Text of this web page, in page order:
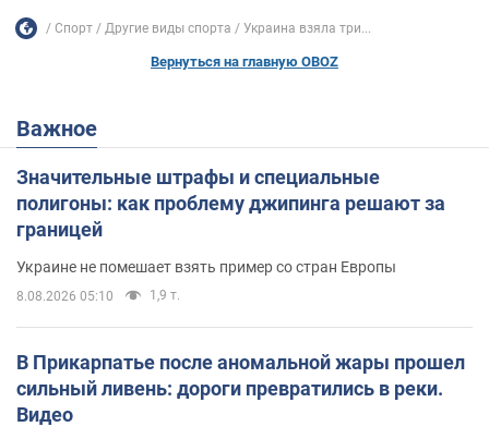
Спорт Другие виды спорта Украина взяла три...
Вернуться на главную OBOZ
Важное
Значительные штрафы и специальные
полигоны: как проблему джипинга решают за
границей
Украине не помешает взять пример со стран Европы
8.08.2026 05:10 1,9 т.
В Прикарпатье после аномальной жары прошел
сильный ливень: дороги превратились в реки.
Видео